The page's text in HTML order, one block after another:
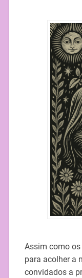
Assim como
para acolher a
convidados a